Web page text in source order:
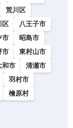
荒川区
区
八王子市
市
昭島市
市
東村山市
和市
清瀬市
羽村市
檜原村